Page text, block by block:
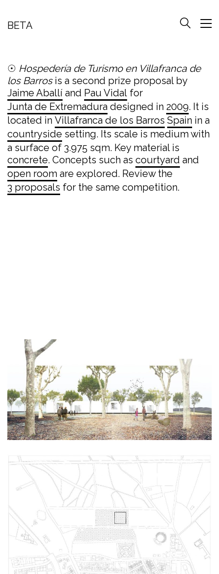
BETA
☉ Hospedería de Turismo en Villafranca de
los Barrosis a second prize proposal by
Jaime Aballí and Pau Vidal for
Junta de Extremadura designed in 2009. It is
located in Villafranca de los Barros Spain in a
countryside setting. Its scale is medium with
a surface of 3.975 sqm. Key material is
concrete. Concepts such as courtyard and
open room are explored. Review the
3 proposals for the same competition.